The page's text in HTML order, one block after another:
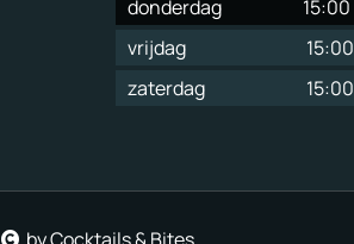
donderdag
15:00
vrijdag
15:00
zaterdag
15:00